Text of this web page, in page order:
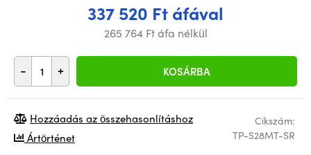
337 520 Ft áfával
265 764 Ft áfa nélkül
- + KOSÁRBA
Cikszám:
TP-S28MT-SR
Hozzáadás az összehasonlításhoz
Ártörténet